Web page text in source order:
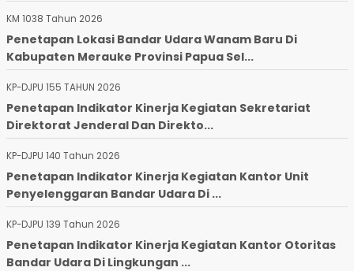
KM 1038 Tahun 2026
Penetapan Lokasi Bandar Udara Wanam Baru Di
Kabupaten Merauke Provinsi Papua Sel...
KP-DJPU 155 TAHUN 2026
Penetapan Indikator Kinerja Kegiatan Sekretariat
Direktorat Jenderal Dan Direkto...
KP-DJPU 140 Tahun 2026
Penetapan Indikator Kinerja Kegiatan Kantor Unit
Penyelenggaran Bandar Udara Di ...
KP-DJPU 139 Tahun 2026
Penetapan Indikator Kinerja Kegiatan Kantor Otoritas
Bandar Udara Di Lingkungan ...